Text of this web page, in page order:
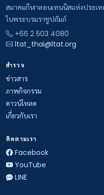
สมาคมกีฬาลอนเทนนิสแห่งประเท
ในพระบรมราชูปถัมภ์
+66 2 503 4080
ltat_thai@ltat.org
สำรวจ
ข่าวสาร
ภาพกิจกรรม
ดาวน์โหลด
เกี่ยวกับเรา
ติดตามเรา
Facebook
YouTube
LINE